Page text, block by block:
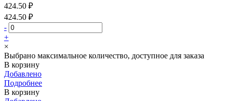
424.50 ₽
424.50 ₽
-
+
×
Выбрано максимальное количество, доступное для заказа
В корзину
Добавлено
Подробнее
В корзину